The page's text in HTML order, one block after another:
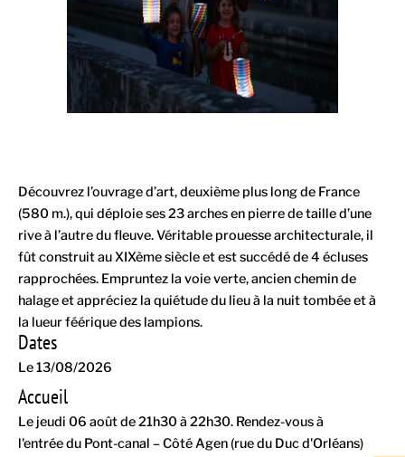
Découvrez l’ouvrage d’art, deuxième plus long de France
(580 m.), qui déploie ses 23 arches en pierre de taille d’une
rive à l’autre du fleuve. Véritable prouesse architecturale, il
fût construit au XIXème siècle et est succédé de 4 écluses
rapprochées. Empruntez la voie verte, ancien chemin de
halage et appréciez la quiétude du lieu à la nuit tombée et à
la lueur féérique des lampions.
Dates
Le 13/08/2026
Accueil
Le jeudi 06 août de 21h30 à 22h30. Rendez-vous à
l'entrée du Pont-canal – Côté Agen (rue du Duc d'Orléans)